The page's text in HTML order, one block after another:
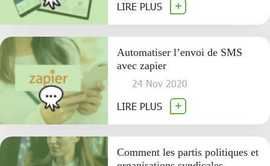
LIRE PLUS
Automatiser l’envoi de SMS
avec zapier
24 Nov 2020
LIRE PLUS
Comment les partis politiques et